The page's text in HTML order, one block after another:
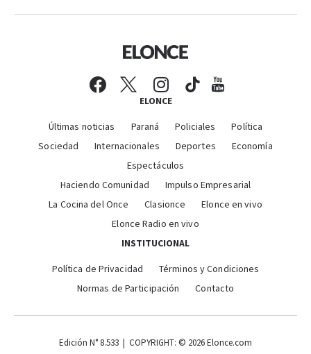
ELONCE
Últimas noticias Paraná Policiales
Política
Sociedad
Internacionales Deportes
Economía
Espectáculos
Haciendo Comunidad
Impulso Empresarial
La Cocina del Once
Clasionce
Elonce en vivo
Elonce Radio en vivo
INSTITUCIONAL
Política de Privacidad
Términos y Condiciones
Normas de Participación
Contacto
Edición N° 8.533 | COPYRIGHT: © 2026 Elonce.com